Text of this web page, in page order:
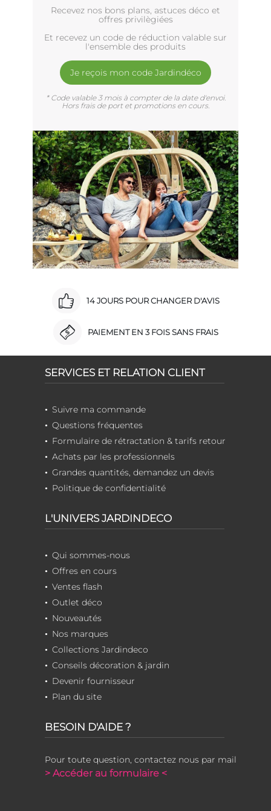
Recevez nos bons plans, astuces déco et
offres privilègiées
Et recevez un code de réduction valable sur
l'ensemble des produits
Je reçois mon code Jardindéco
* Code valable 3 mois à compter de la date d'envoi.
Hors frais de port et promotions en cours.
14 JOURS POUR CHANGER D'AVIS
PAIEMENT EN 3 FOIS SANS FRAIS
SERVICES ET RELATION CLIENT
Suivre ma commande
Questions fréquentes
Formulaire de rétractation & tarifs retour
Achats par les professionnels
Grandes quantités, demandez un devis
Politique de confidentialité
L'UNIVERS JARDINDECO
Qui sommes-nous
Offres en cours
Ventes flash
Outlet déco
Nouveautés
Nos marques
Collections Jardindeco
Conseils décoration & jardin
Devenir fournisseur
Plan du site
BESOIN D'AIDE ?
Pour toute question, contactez nous par mail
> Accéder au formulaire <